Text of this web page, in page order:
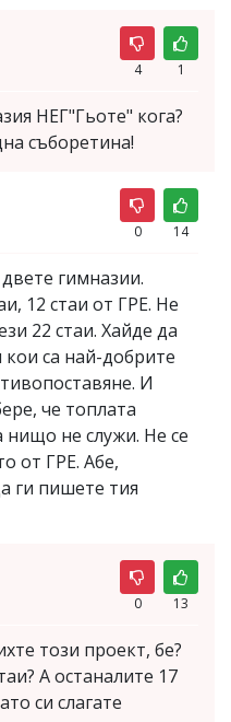
4 1
НЕГ"Гьоте" кога?
съборетина!
0 14
гимназии.
12 стаи от ГРЕ. Не
22 стаи. Хайде да
са най-добрите
И
че топлата
нищо не служи. Не се
от ГРЕ. Абе,
ги пишете тия
0 13
този проект, бе?
А останалите 17
си слагате